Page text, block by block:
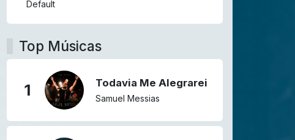
Default
Top Músicas
1 Todavia Me Alegrarei
Samuel Messias